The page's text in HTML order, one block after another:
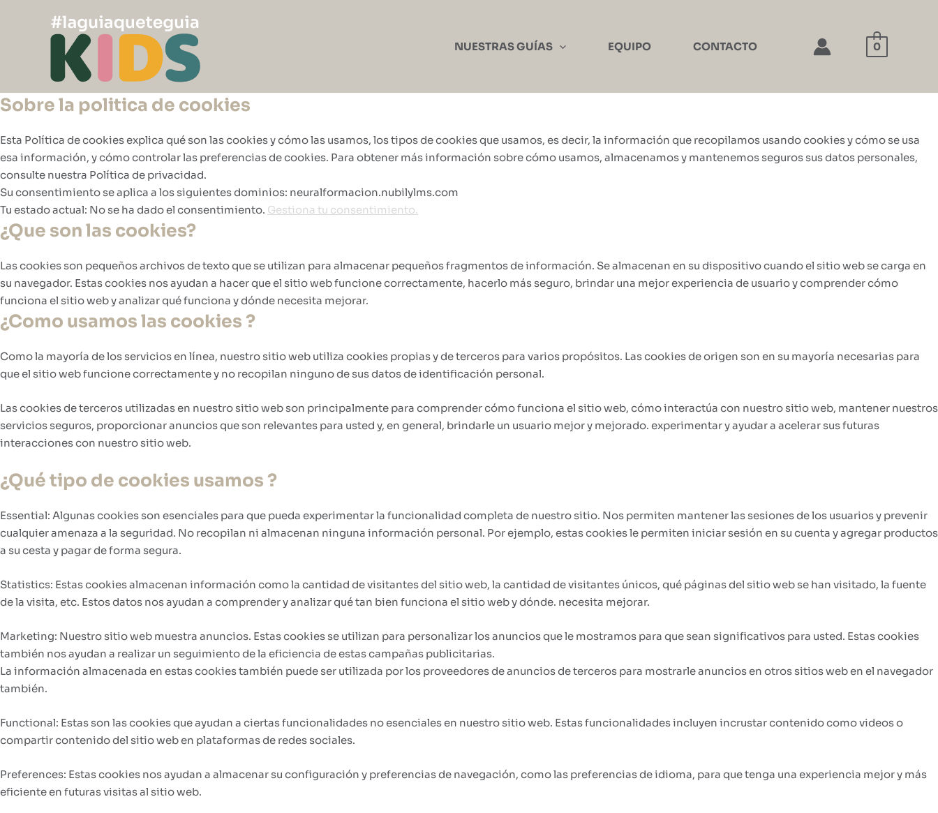
contenido
NUESTRAS GUÍAS EQUIPO CONTACTO 0
Sobre la politica de cookies
Esta Política de cookies explica qué son las cookies y cómo las usamos, los tipos de cookies que usamos, es decir, la información que recopilamos usando cookies y cómo se usa
esa información, y cómo controlar las preferencias de cookies. Para obtener más información sobre cómo usamos, almacenamos y mantenemos seguros sus datos personales,
consulte nuestra Política de privacidad.
Su consentimiento se aplica a los siguientes dominios: neuralformacion.nubilylms.com
Tu estado actual: No se ha dado el consentimiento. Gestiona tu consentimiento.
¿Que son las cookies?
Las cookies son pequeños archivos de texto que se utilizan para almacenar pequeños fragmentos de información. Se almacenan en su dispositivo cuando el sitio web se carga en
su navegador. Estas cookies nos ayudan a hacer que el sitio web funcione correctamente, hacerlo más seguro, brindar una mejor experiencia de usuario y comprender cómo
funciona el sitio web y analizar qué funciona y dónde necesita mejorar.
¿Como usamos las cookies ?
Como la mayoría de los servicios en línea, nuestro sitio web utiliza cookies propias y de terceros para varios propósitos. Las cookies de origen son en su mayoría necesarias para
que el sitio web funcione correctamente y no recopilan ninguno de sus datos de identificación personal.
Las cookies de terceros utilizadas en nuestro sitio web son principalmente para comprender cómo funciona el sitio web, cómo interactúa con nuestro sitio web, mantener nuestros
servicios seguros, proporcionar anuncios que son relevantes para usted y, en general, brindarle un usuario mejor y mejorado. experimentar y ayudar a acelerar sus futuras
interacciones con nuestro sitio web.
¿Qué tipo de cookies usamos ?
Essential: Algunas cookies son esenciales para que pueda experimentar la funcionalidad completa de nuestro sitio. Nos permiten mantener las sesiones de los usuarios y prevenir
cualquier amenaza a la seguridad. No recopilan ni almacenan ninguna información personal. Por ejemplo, estas cookies le permiten iniciar sesión en su cuenta y agregar productos
a su cesta y pagar de forma segura.
Statistics: Estas cookies almacenan información como la cantidad de visitantes del sitio web, la cantidad de visitantes únicos, qué páginas del sitio web se han visitado, la fuente
de la visita, etc. Estos datos nos ayudan a comprender y analizar qué tan bien funciona el sitio web y dónde. necesita mejorar.
Marketing: Nuestro sitio web muestra anuncios. Estas cookies se utilizan para personalizar los anuncios que le mostramos para que sean significativos para usted. Estas cookies
también nos ayudan a realizar un seguimiento de la eficiencia de estas campañas publicitarias.
La información almacenada en estas cookies también puede ser utilizada por los proveedores de anuncios de terceros para mostrarle anuncios en otros sitios web en el navegador
también.
Functional: Estas son las cookies que ayudan a ciertas funcionalidades no esenciales en nuestro sitio web. Estas funcionalidades incluyen incrustar contenido como videos o
compartir contenido del sitio web en plataformas de redes sociales.
Preferences: Estas cookies nos ayudan a almacenar su configuración y preferencias de navegación, como las preferencias de idioma, para que tenga una experiencia mejor y más
eficiente en futuras visitas al sitio web.